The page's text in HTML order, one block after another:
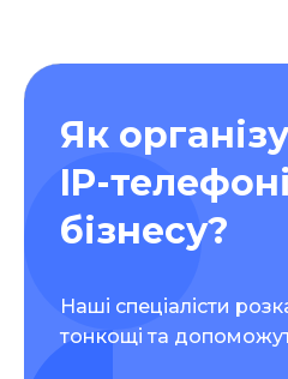
Як
IP-
бізнесу?
Наші спеціалісти
тонкощі та